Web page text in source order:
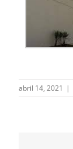
abril 14, 2021 |